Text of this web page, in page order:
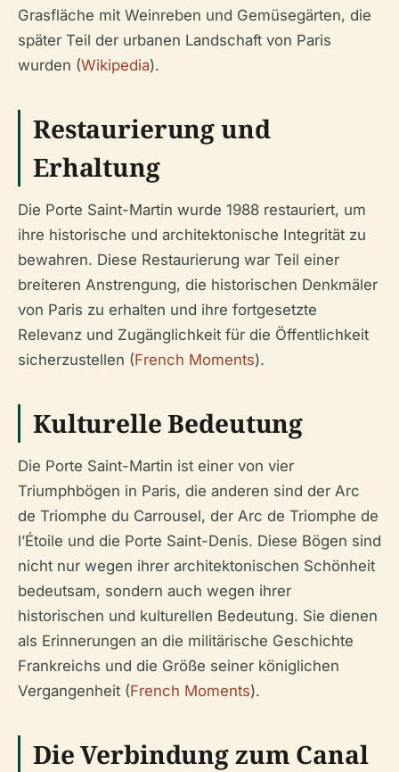
Grasfläche mit Weinreben und Gemüsegärten, die
später Teil der urbanen Landschaft von Paris
wurden (Wikipedia).
Restaurierung und
Erhaltung
Die Porte Saint-Martin wurde 1988 restauriert, um
ihre historische und architektonische Integrität zu
bewahren. Diese Restaurierung war Teil einer
breiteren Anstrengung, die historischen Denkmäler
von Paris zu erhalten und ihre fortgesetzte
Relevanz und Zugänglichkeit für die Öffentlichkeit
sicherzustellen (French Moments).
Kulturelle Bedeutung
Die Porte Saint-Martin ist einer von vier
Triumphbögen in Paris, die anderen sind der Arc
de Triomphe du Carrousel, der Arc de Triomphe de
l’Étoile und die Porte Saint-Denis. Diese Bögen sind
nicht nur wegen ihrer architektonischen Schönheit
bedeutsam, sondern auch wegen ihrer
historischen und kulturellen Bedeutung. Sie dienen
als Erinnerungen an die militärische Geschichte
Frankreichs und die Größe seiner königlichen
Vergangenheit (French Moments).
Die Verbindung zum Canal